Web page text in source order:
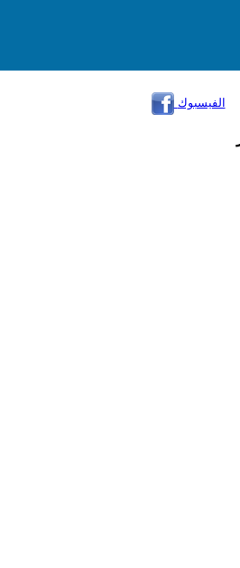
الفيسبوك